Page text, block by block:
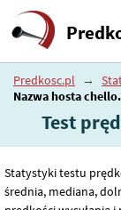
Predkosc.pl →
Nazwa hosta
Test
Statystyki testu
średnia, mediana,